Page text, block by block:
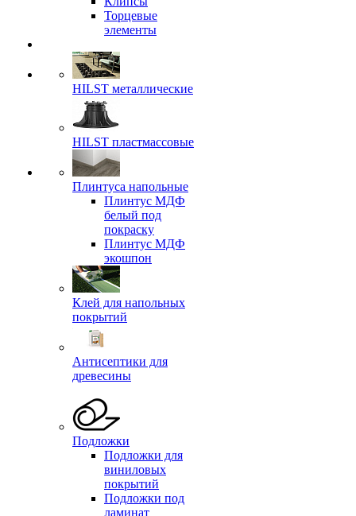
Торцевые
элементы
HILST металлические
HILST пластмассовые
Плинтуса напольные
Плинтус МДФ
белый под
покраску
Плинтус МДФ
экошпон
Клей для напольных
покрытий
Антисептики для
древесины
Подложки
Подложки для
виниловых
покрытий
Подложки под
ламинат